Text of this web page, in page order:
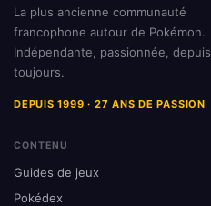
La plus ancienne communauté
francophone autour de Pokémon.
Indépendante, passionnée, depuis
toujours.
DEPUIS 1999 · 27 ANS DE PASSION
CONTENU
Guides de jeux
Pokédex